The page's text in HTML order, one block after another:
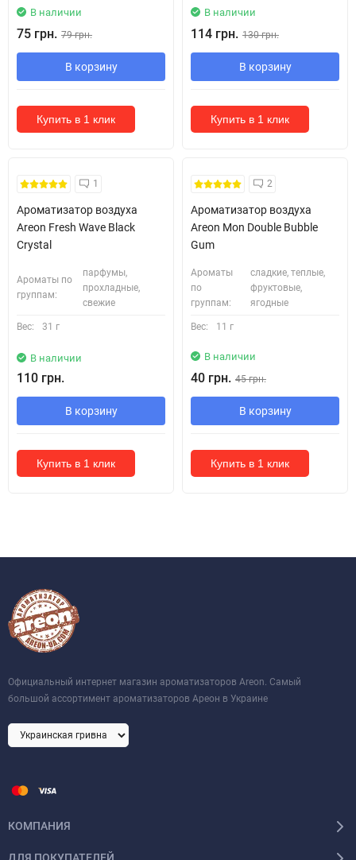
В наличии
75 грн. 79 грн.
В корзину
Купить в 1 клик
В наличии
114 грн. 130 грн.
В корзину
Купить в 1 клик
1
Ароматизатор воздуха
Areon Fresh Wave Black
Crystal
Ароматы по
группам:
парфумы,
прохладные,
свежие
Вес: 31 г
В наличии
110 грн.
В корзину
Купить в 1 клик
2
Ароматизатор воздуха
Areon Mon Double Bubble
Gum
Ароматы
по
группам:
сладкие, теплые,
фруктовые,
ягодные
Вес: 11 г
В наличии
40 грн. 45 грн.
В корзину
Купить в 1 клик
Официальный интернет магазин ароматизаторов Areon. Самый
большой ассортимент ароматизаторов Ареон в Украине
КОМПАНИЯ